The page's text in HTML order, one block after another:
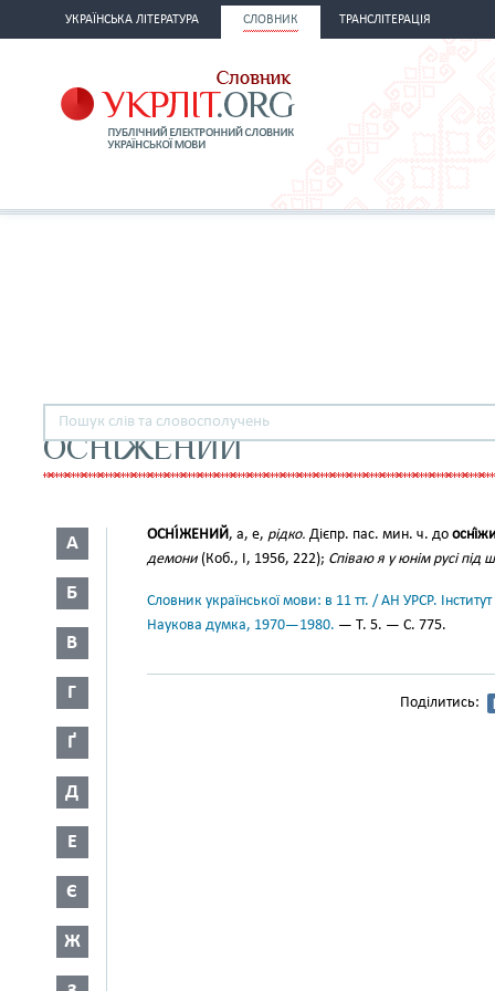
УКРАЇНСЬКА ЛІТЕРАТУРА СЛОВНИК ТРАНСЛІТЕРАЦІЯ
ОСНІЖЕНИЙ
А
Б
В
Г
Ґ
Д
Е
Є
Ж
ОСНІ́ЖЕНИЙ, а, е, рідко. Дієпр. пас. мин. ч. до
демони (Коб., І, 1956, 222); Співаю я у юнім русі під
Словник української мови: в 11 тт. / АН УРСР.
Наукова думка, 1970—1980. — Т. 5. — С. 775.
Поділитись: